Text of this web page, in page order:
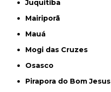
Juquitiba
Mairiporã
Mauá
Mogi das Cruzes
Osasco
Pirapora do Bom Jesus